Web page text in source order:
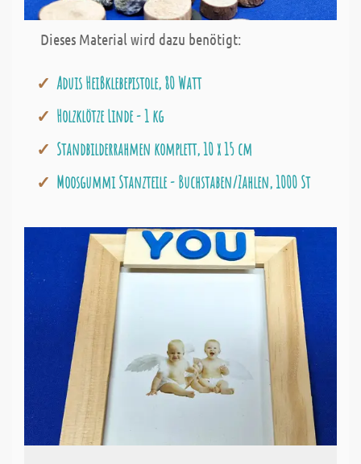
Dieses Material wird dazu benötigt:
Aduis Heißklebepistole, 80 Watt
Holzklötze Linde - 1 kg
Standbilderrahmen komplett, 10 x 15 cm
Moosgummi Stanzteile - Buchstaben/Zahlen, 1000 St